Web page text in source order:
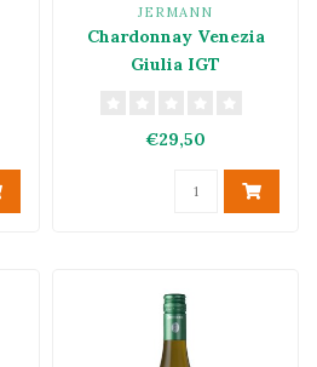
JERMANN
Chardonnay Venezia
Giulia IGT
€29,50